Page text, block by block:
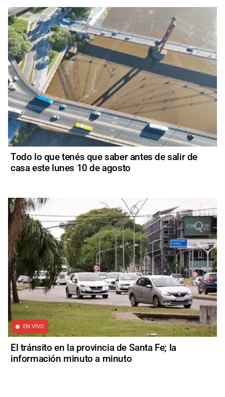
Todo lo que tenés que saber antes de salir de
casa este lunes 10 de agosto
EN VIVO
El tránsito en la provincia de Santa Fe; la
información minuto a minuto